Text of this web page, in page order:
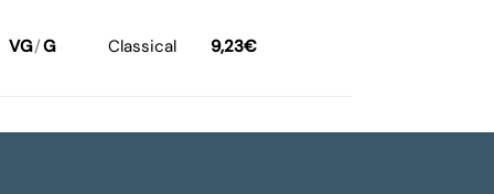
VG/G Classical 9,23€